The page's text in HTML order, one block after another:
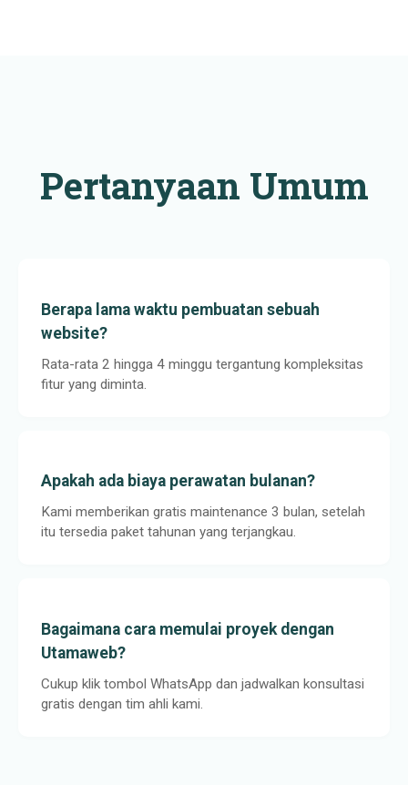
Pertanyaan Umum
Berapa lama waktu pembuatan sebuah
website?
Rata-rata 2 hingga 4 minggu tergantung kompleksitas
fitur yang diminta.
Apakah ada biaya perawatan bulanan?
Kami memberikan gratis maintenance 3 bulan, setelah
itu tersedia paket tahunan yang terjangkau.
Bagaimana cara memulai proyek dengan
Utamaweb?
Cukup klik tombol WhatsApp dan jadwalkan konsultasi
gratis dengan tim ahli kami.